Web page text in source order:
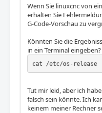
Wenn Sie linuxcnc von
erhalten Sie
G-Code-Vorschau zu
Könnten Sie die
in ein Terminal eingeben?
cat /etc/os-release
Tut mir leid, aber ich
falsch sein könnte. Ich
keinem meiner Rechner